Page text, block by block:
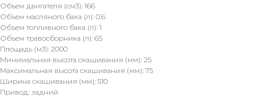
Объем двигателя (см3): 166
Объем масляного бака (л): 0.6
Объем топливного бака (л): 1
Объем травосборника (л): 65
Площадь (м3): 2000
Минимальная высота скашивания (мм): 25
Максимальная высота скашивания (мм): 75
Ширина скашивания (мм): 510
Привод: задний